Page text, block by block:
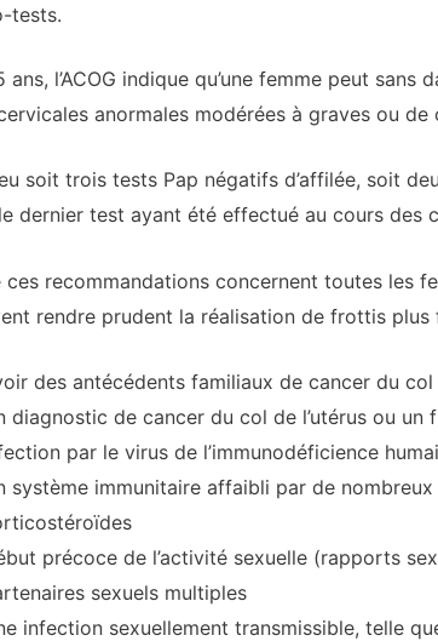
tests.
ans, l’ACOG indique qu’une femme peut
anormales modérées à graves ou de
soit trois tests Pap négatifs d’affilée, soit
dernier test ayant été effectué au cours des
ces recommandations concernent toutes les
rendre prudent la réalisation de frottis
des antécédents familiaux de cancer du col
diagnostic de cancer du col de l’utérus ou
par le virus de l’immunodéficience
système immunitaire affaibli par de
précoce de l’activité sexuelle (rapports
sexuels multiples
infection sexuellement transmissible, telle